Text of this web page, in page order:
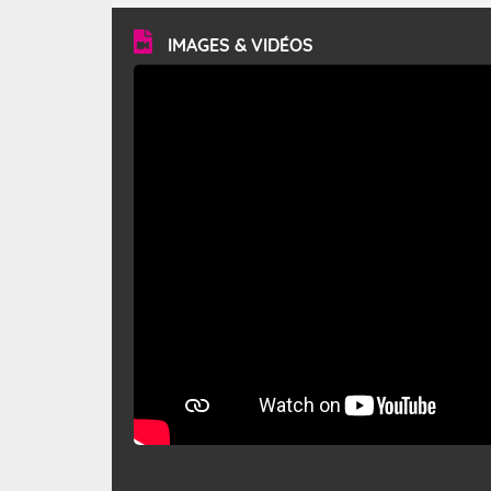
vitesse moyenne de 50 km/h et atteindre 80 à 100 km/h
en rafales, parfois davantage. Il parcourt la basse vallée
du Rhône et la Provence et envahit le littoral
méditerranéen à partir de la Camargue.
IMAGES & VIDÉOS